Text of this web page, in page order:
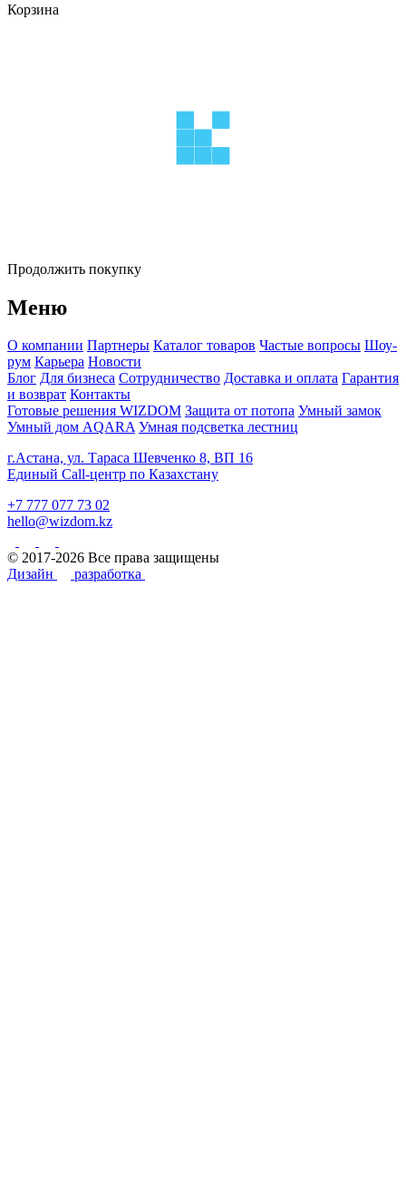
Корзина
Продолжить покупку
Меню
О компании Партнеры Каталог товаров Частые вопросы Шоу-
рум Карьера Новости
Блог Для бизнеса Сотрудничество Доставка и оплата Гарантия
и возврат Контакты
Готовые решения WIZDOM Защита от потопа Умный замок
Умный дом AQARA Умная подсветка лестниц
г.Астана, ул. Тараса Шевченко 8, ВП 16
Единый Call-центр по Казахстану
+7 777 077 73 02
hello@wizdom.kz
© 2017-2026 Все права защищены
Дизайн
разработка